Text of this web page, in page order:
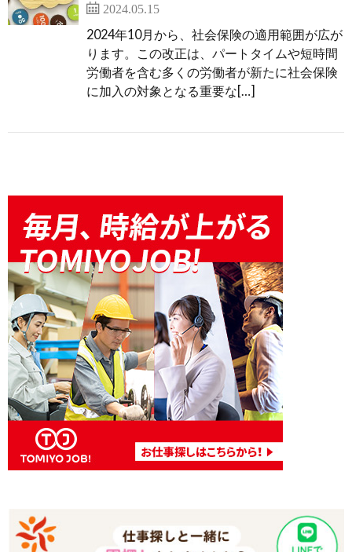
2024.05.15
2024年10月から、社会保険の適用範囲が広が
ります。この改正は、パートタイムや短時間
労働者を含む多くの労働者が新たに社会保険
に加入の対象となる重要な[…]